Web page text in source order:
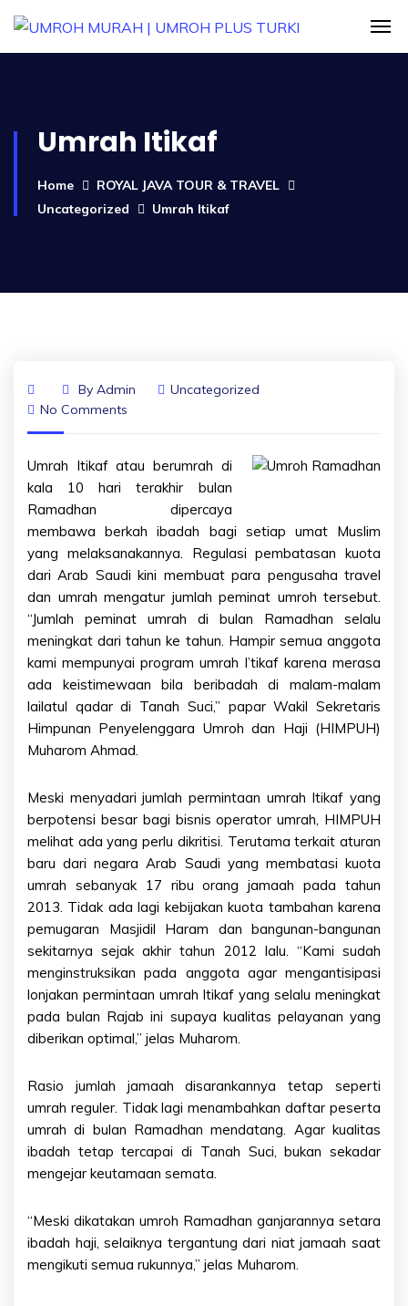
Umrah Itikaf
Home
ROYAL JAVA TOUR & TRAVEL
Uncategorized
Umrah Itikaf
By Admin
Uncategorized
No Comments
Umrah Itikaf atau berumrah di
kala 10 hari terakhir bulan
Ramadhan dipercaya
membawa berkah ibadah bagi setiap umat Muslim
yang melaksanakannya. Regulasi pembatasan kuota
dari Arab Saudi kini membuat para pengusaha travel
dan umrah mengatur jumlah peminat umroh tersebut.
“Jumlah peminat umrah di bulan Ramadhan selalu
meningkat dari tahun ke tahun. Hampir semua anggota
kami mempunyai program umrah I’tikaf karena merasa
ada keistimewaan bila beribadah di malam-malam
lailatul qadar di Tanah Suci,” papar Wakil Sekretaris
Himpunan Penyelenggara Umroh dan Haji (HIMPUH)
Muharom Ahmad.
Meski menyadari jumlah permintaan umrah Itikaf yang
berpotensi besar bagi bisnis operator umrah, HIMPUH
melihat ada yang perlu dikritisi. Terutama terkait aturan
baru dari negara Arab Saudi yang membatasi kuota
umrah sebanyak 17 ribu orang jamaah pada tahun
2013. Tidak ada lagi kebijakan kuota tambahan karena
pemugaran Masjidil Haram dan bangunan-bangunan
sekitarnya sejak akhir tahun 2012 lalu. “Kami sudah
menginstruksikan pada anggota agar mengantisipasi
lonjakan permintaan umrah Itikaf yang selalu meningkat
pada bulan Rajab ini supaya kualitas pelayanan yang
diberikan optimal,” jelas Muharom.
Rasio jumlah jamaah disarankannya tetap seperti
umrah reguler. Tidak lagi menambahkan daftar peserta
umrah di bulan Ramadhan mendatang. Agar kualitas
ibadah tetap tercapai di Tanah Suci, bukan sekadar
mengejar keutamaan semata.
“Meski dikatakan umroh Ramadhan ganjarannya setara
ibadah haji, selaiknya tergantung dari niat jamaah saat
mengikuti semua rukunnya,” jelas Muharom.